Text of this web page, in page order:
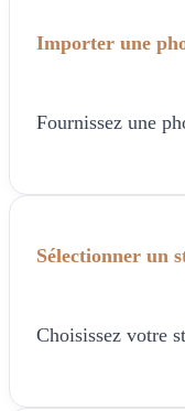
Importer une
Fournissez une
Sélectionner un
Choisissez votre